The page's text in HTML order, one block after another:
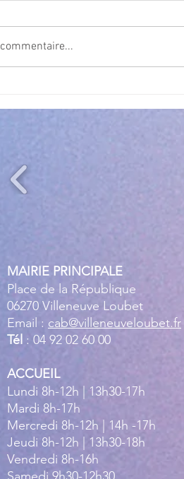
MAIRIE PRINCIPALE
Place de la République
06270 Villeneuve Loubet
Email : cab@villeneuveloubet.fr
Tél : 04 92 02 60 00
ACCUEIL
Lundi 8h-12h | 13h30-17h
Mardi 8h-17h
Mercredi 8h-12h | 14h -17h
Jeudi 8h-12h | 13h30-18h
Vendredi 8h-16h